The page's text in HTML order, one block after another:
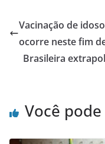
Vacinação de
ocorre neste fim
Brasileira
Você